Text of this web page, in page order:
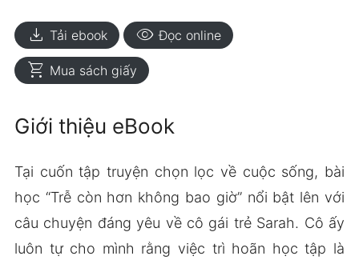
download Tải ebook visibility Đọc online
shopping_cart Mua sách giấy
Giới thiệu eBook
Tại cuốn tập truyện chọn lọc về cuộc sống, bài
học “Trễ còn hơn không bao giờ” nổi bật lên với
câu chuyện đáng yêu về cô gái trẻ Sarah. Cô ấy
luôn tự cho mình rằng việc trì hoãn học tập là